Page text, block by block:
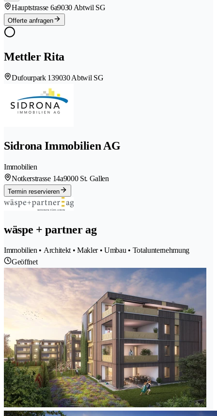
Hauptstrasse 6a9030 Abtwil SG
Offerte anfragen
Mettler Rita
Dufourpark 139030 Abtwil SG
Sidrona Immobilien AG
Immobilien
Notkerstrasse 14a9000 St. Gallen
Termin reservieren
wäspe + partner ag
Immobilien • Architekt • Makler • Umbau • Totalunternehmung
Geöffnet